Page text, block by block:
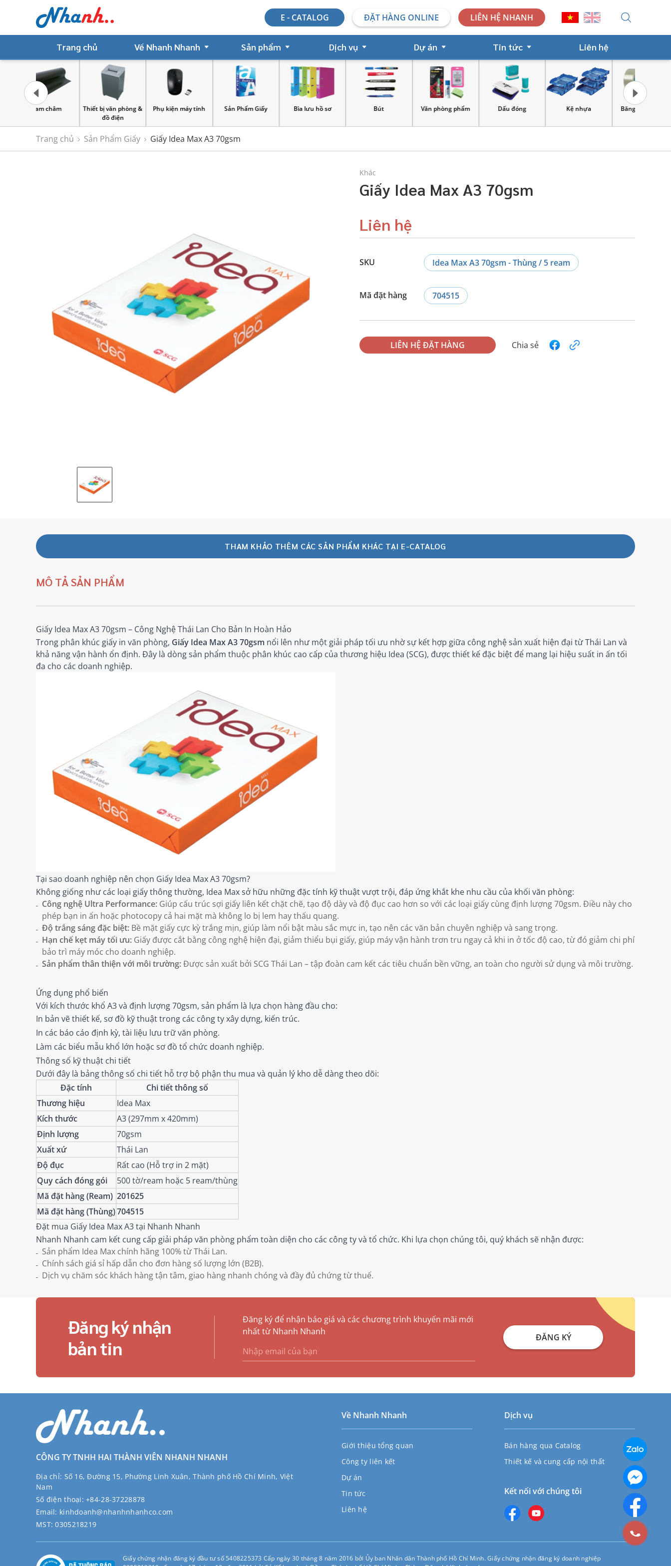
E - CATALOG ĐẶT HÀNG ONLINE LIÊN HỆ NHANH
Trang chủ Về Nhanh Nhanh Sản phẩm Dịch vụ Dự án Tin tức Liên hệ
Thiết bị văn phòng &
Phụ kiện máy tính Sản Phẩm Giấy Bìa lưu hồ sơ Bút Văn phòng phẩm Dấu đóng Kệ nhựa Băng keo, xe đẩy
Trang chủ Sản Phẩm Giấy Giấy Idea Max A3 70gsm
Khác
Giấy Idea Max A3 70gsm
Liên hệ
SKU Idea Max A3 70gsm - Thùng / 5 ream
Mã đặt hàng 704515
LIÊN HỆ ĐẶT HÀNG Chia sẻ
THAM KHẢO THÊM CÁC SẢN PHẨM KHÁC TẠI E-CATALOG
MÔ TẢ SẢN PHẨM
Giấy Idea Max A3 70gsm – Công Nghệ Thái Lan Cho Bản In Hoàn Hảo
Trong phân khúc giấy in văn phòng, Giấy Idea Max A3 70gsm nổi lên như một giải pháp tối ưu nhờ sự kết hợp giữa công nghệ sản xuất hiện đại từ Thái Lan và
khả năng vận hành ổn định. Đây là dòng sản phẩm thuộc phân khúc cao cấp của thương hiệu Idea (SCG), được thiết kế đặc biệt để mang lại hiệu suất in ấn tối
đa cho các doanh nghiệp.
Tại sao doanh nghiệp nên chọn Giấy Idea Max A3 70gsm?
Không giống như các loại giấy thông thường, Idea Max sở hữu những đặc tính kỹ thuật vượt trội, đáp ứng khắt khe nhu cầu của khối văn phòng:
Công nghệ Ultra Performance: Giúp cấu trúc sợi giấy liên kết chặt chẽ, tạo độ dày và độ đục cao hơn so với các loại giấy cùng định lượng 70gsm. Điều này cho
phép bạn in ấn hoặc photocopy cả hai mặt mà không lo bị lem hay thấu quang.
Độ trắng sáng đặc biệt: Bề mặt giấy cực kỳ trắng mịn, giúp làm nổi bật màu sắc mực in, tạo nên các văn bản chuyên nghiệp và sang trọng.
Hạn chế kẹt máy tối ưu: Giấy được cắt bằng công nghệ hiện đại, giảm thiểu bụi giấy, giúp máy vận hành trơn tru ngay cả khi in ở tốc độ cao, từ đó giảm chi phí
bảo trì máy móc cho doanh nghiệp.
Sản phẩm thân thiện với môi trường:Được sản xuất bởi SCG Thái Lan – tập đoàn cam kết các tiêu chuẩn bền vững, an toàn cho người sử dụng và môi trường.
Ứng dụng phổ biến
Với kích thước khổ A3 và định lượng 70gsm, sản phẩm là lựa chọn hàng đầu cho:
In bản vẽ thiết kế, sơ đồ kỹ thuật trong các công ty xây dựng, kiến trúc.
In các báo cáo định kỳ, tài liệu lưu trữ văn phòng.
Làm các biểu mẫu khổ lớn hoặc sơ đồ tổ chức doanh nghiệp.
Thông số kỹ thuật chi tiết
Dưới đây là bảng thông số chi tiết hỗ trợ bộ phận thu mua và quản lý kho dễ dàng theo dõi:
Đặc tính
Chi tiết thông số
Thương hiệu
Idea Max
Kích thước
A3 (297mm x 420mm)
Định lượng
70gsm
Xuất xứ
Thái Lan
Độ đục
Rất cao (Hỗ trợ in 2 mặt)
Quy cách đóng gói
500 tờ/ream hoặc 5 ream/thùng
Mã đặt hàng (Ream) 201625
Mã đặt hàng (Thùng)704515
Đặt mua Giấy Idea Max A3 tại Nhanh Nhanh
Nhanh Nhanh cam kết cung cấp giải pháp văn phòng phẩm toàn diện cho các công ty và tổ chức. Khi lựa chọn chúng tôi, quý khách sẽ nhận được:
Sản phẩm Idea Max chính hãng 100% từ Thái Lan.
Chính sách giá sỉ hấp dẫn cho đơn hàng số lượng lớn (B2B).
Dịch vụ chăm sóc khách hàng tận tâm, giao hàng nhanh chóng và đầy đủ chứng từ thuế.
Đăng ký nhận
bản tin
Đăng ký để nhận báo giá và các chương trình khuyến mãi mới
nhất từ Nhanh Nhanh
ĐĂNG KÝ
CÔNG TY TNHH HAI THÀNH VIÊN NHANH NHANH
Địa chỉ: Số 16, Đường 15, Phường Linh Xuân, Thành phố Hồ Chí Minh, Việt
Nam
Số điện thoại:+84-28-37228878
Email: kinhdoanh@nhanhnhanhco.com
MST:0305218219
Về Nhanh Nhanh
Giới thiệu tổng quan
Công ty liên kết
Dự án
Tin tức
Liên hệ
Dịch vụ
Bán hàng qua Catalog
Thiết kế và cung cấp nội thất
Kết nối với chúng tôi
Giấy chứng nhận đăng ký đầu tư số 5408225373 Cấp ngày 30 tháng 8 năm 2016 bởi Ủy ban Nhân dân Thành phố Hồ Chí Minh. Giấy chứng nhận đăng ký doanh nghiệp